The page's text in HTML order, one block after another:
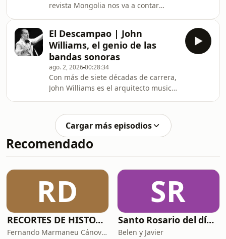
revista Mongolia nos va a contar
históricos importantes. Hoy conversa
con Piluca Baquero, sobrina nieta del
pionero del cine en España, José Val
del Omar
El Descampao | John
Williams, el genio de las
bandas sonoras
ago. 2, 202600:28:34
Con más de siete décadas de carrera,
John Williams es el arquitecto musical
Tiburón, E.T., Parque Jurásico, Indiana
Jones y Superman. Sergio Mena
repasa desde sus inicios como
pianista de sesión en la época dorada
jazz clásico, hasta convertirse en el
colaborador definitivo de Steven
Spielberg.
Cargar más episodios
Recomendado
RD
RECORTES DE HISTORIA Y CIENCIA
Fernando Marmaneu Cánovas
SR
Santo Rosario del día. 🙏 Reza con nosotros en castellano 🇪🇸
Belen y Javier